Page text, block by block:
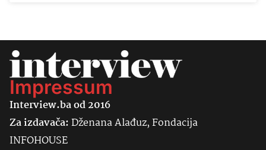
Impressum
Interview.ba od 2016
Za izdavača:Dženana Alađuz, Fondacija
INFOHOUSE